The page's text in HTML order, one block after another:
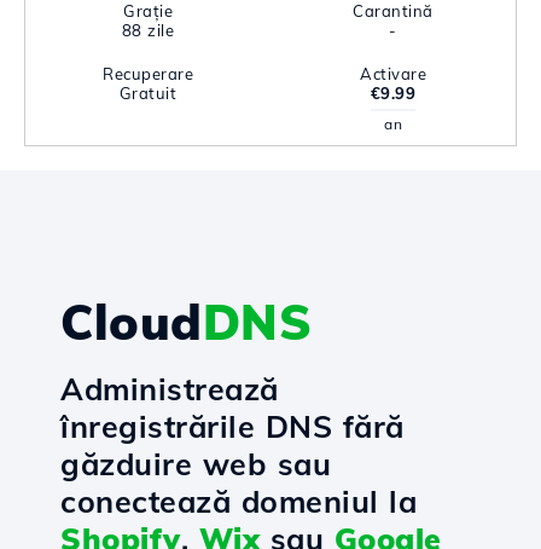
Grație
88 zile
Carantină
-
Recuperare
Gratuit
Activare
€9.99
an
CloudDNS
Administrează
înregistrările DNS fără
găzduire web sau
conectează domeniul la
Shopify, Wixsau Google